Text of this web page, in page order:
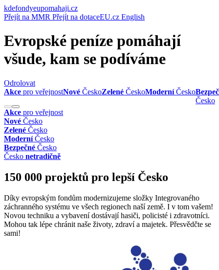
kdefondyeupomahaji.cz
Přejít na MMR Přejít na dotaceEU.cz English
Evropské peníze pomáhají
všude, kam se podíváme
Odrolovat
Akce pro veřejnostNové ČeskoZelené ČeskoModerníČesko
Česko
Akce pro veřejnost
Nové Česko
Zelené Česko
ModerníČesko
Bezpečné Česko
Česko netradičně
150 000 projektů pro lepší Česko
Díky evropským fondům modernizujeme složky Integrovaného
záchranného systému ve všech regionech naší země. I v tom vašem!
Novou techniku a vybavení dostávají hasiči, policisté i zdravotníci.
Mohou tak lépe chránit naše životy, zdraví a majetek. Přesvědčte se
sami!